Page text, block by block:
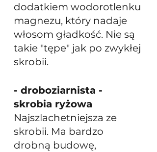
dodatkiem wodorotlenku
magnezu, który nadaje
włosom gładkość. Nie są
takie "tępe" jak po zwykłej
skrobii.
- droboziarnista -
skrobia ryżowa
Najszlachetniejsza ze
skrobii. Ma bardzo
drobną budowę,